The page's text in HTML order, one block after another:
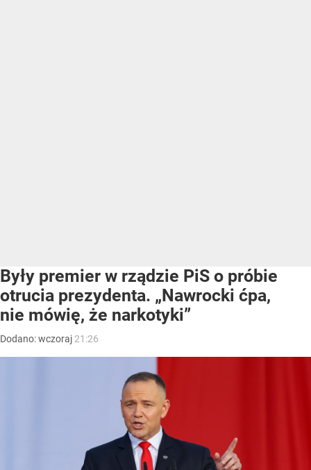
Były premier w rządzie PiS o próbie
otrucia prezydenta. „Nawrocki ćpa,
nie mówię, że narkotyki”
Dodano:wczoraj 21:26